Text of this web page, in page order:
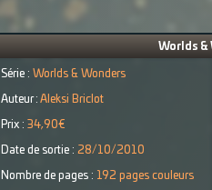
Worlds &
Série : Worlds & Wonders
Auteur : Aleksi Briclot
Prix : 34,90€
Date de sortie : 28/10/2010
Nombre de pages : 192 pages couleurs